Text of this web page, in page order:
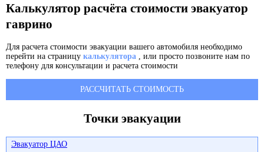
Калькулятор расчёта стоимости эвакуатор
гаврино
Для расчета стоимости эвакуации вашего автомобиля необходимо
перейти на страницу калькулятора , или просто позвоните нам по
телефону для консультации и расчета стоимости
РАССЧИТАТЬ СТОИМОСТЬ
Точки эвакуации
Эвакуатор ЦАО